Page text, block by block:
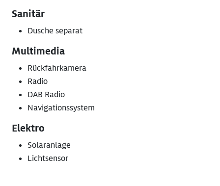
Sanitär
Dusche separat
Multimedia
Rückfahrkamera
Radio
DAB Radio
Navigationssystem
Elektro
Solaranlage
Lichtsensor